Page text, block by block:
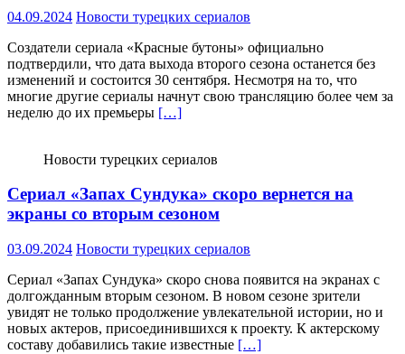
04.09.2024 Новости турецких сериалов
Создатели сериала «Красные бутоны» официально
подтвердили, что дата выхода второго сезона останется без
изменений и состоится 30 сентября. Несмотря на то, что
многие другие сериалы начнут свою трансляцию более чем за
неделю до их премьеры […]
Новости турецких сериалов
Сериал «Запах Сундука» скоро вернется на
экраны со вторым сезоном
03.09.2024 Новости турецких сериалов
Сериал «Запах Сундука» скоро снова появится на экранах с
долгожданным вторым сезоном. В новом сезоне зрители
увидят не только продолжение увлекательной истории, но и
новых актеров, присоединившихся к проекту. К актерскому
составу добавились такие известные […]